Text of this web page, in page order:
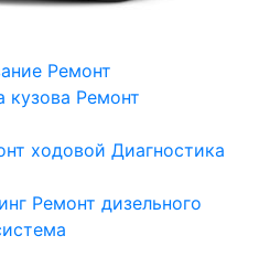
Ремонт
кузова Ремонт
ходовой Диагностика
Ремонт дизельного